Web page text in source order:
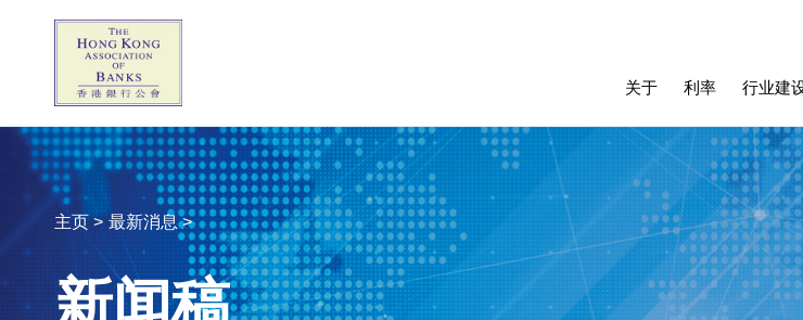
关于 利率 行业建
主页 > 最新消息 >
新闻稿